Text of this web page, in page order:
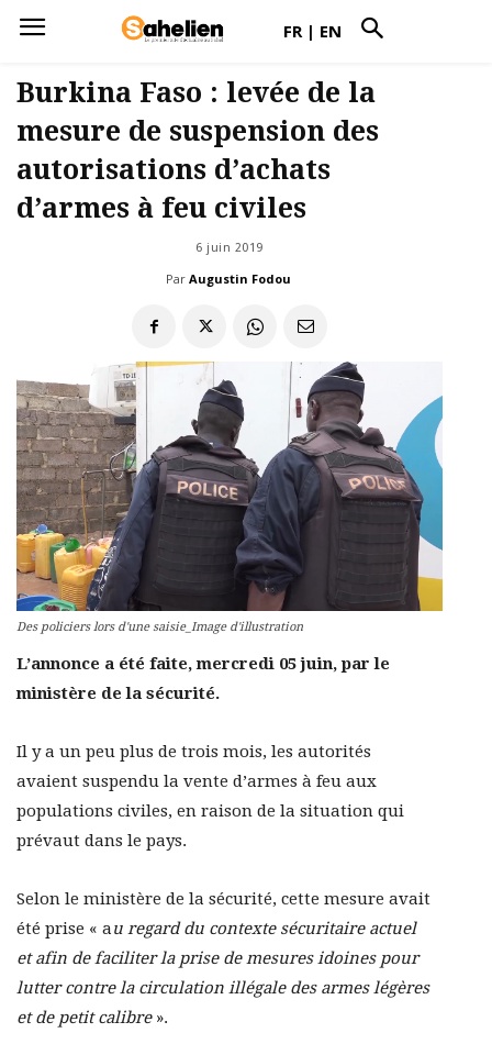
FR | EN
Burkina Faso : levée de la
mesure de suspension des
autorisations d’achats
d’armes à feu civiles
6 juin 2019
Par Augustin Fodou
Des policiers lors d'une saisie_Image d'illustration
L’annonce a été faite, mercredi 05 juin, par le
ministère de la sécurité.
Il y a un peu plus de trois mois, les autorités
avaient suspendu la vente d’armes à feu aux
populations civiles, en raison de la situation qui
prévaut dans le pays.
Selon le ministère de la sécurité, cette mesure avait
été prise « au regard du contexte sécuritaire actuel
et afin de faciliter la prise de mesures idoines pour
lutter contre la circulation illégale des armes légères
et de petit calibre ».